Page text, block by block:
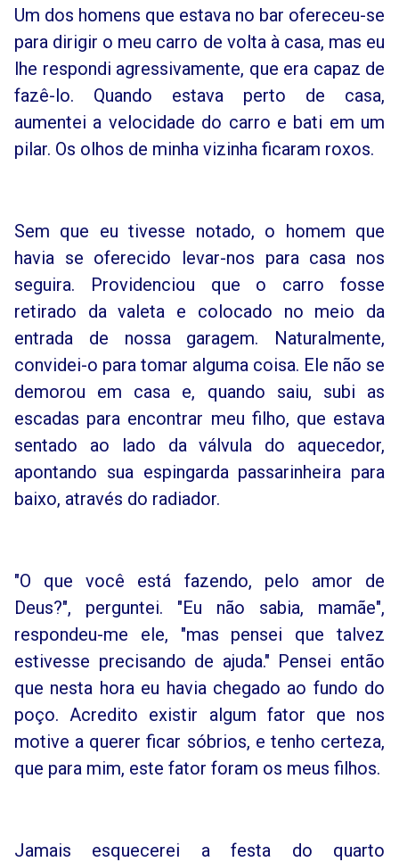
Um dos homens que estava no bar ofereceu-se
para dirigir o meu carro de volta à casa, mas eu
lhe respondi agressivamente, que era capaz de
fazê-lo. Quando estava perto de casa,
aumentei a velocidade do carro e bati em um
pilar. Os olhos de minha vizinha ficaram roxos.
Sem que eu tivesse notado, o homem que
havia se oferecido levar-nos para casa nos
seguira. Providenciou que o carro fosse
retirado da valeta e colocado no meio da
entrada de nossa garagem. Naturalmente,
convidei-o para tomar alguma coisa. Ele não se
demorou em casa e, quando saiu, subi as
escadas para encontrar meu filho, que estava
sentado ao lado da válvula do aquecedor,
apontando sua espingarda passarinheira para
baixo, através do radiador.
"O que você está fazendo, pelo amor de
Deus?", perguntei. "Eu não sabia, mamãe",
respondeu-me ele, "mas pensei que talvez
estivesse precisando de ajuda." Pensei então
que nesta hora eu havia chegado ao fundo do
poço. Acredito existir algum fator que nos
motive a querer ficar sóbrios, e tenho certeza,
que para mim, este fator foram os meus filhos.
Jamais esquecerei a festa do quarto